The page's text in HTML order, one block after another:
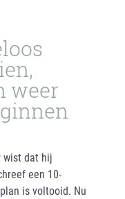
weer
wist dat hij
een 10-
is voltooid. Nu